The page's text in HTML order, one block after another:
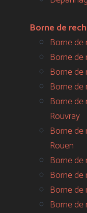
Borne de
Borne de
Borne
Borne
Borne de
Borne de
Rouvray
Borne
Rouen
Borne
Borne de
Borne de
Borne de